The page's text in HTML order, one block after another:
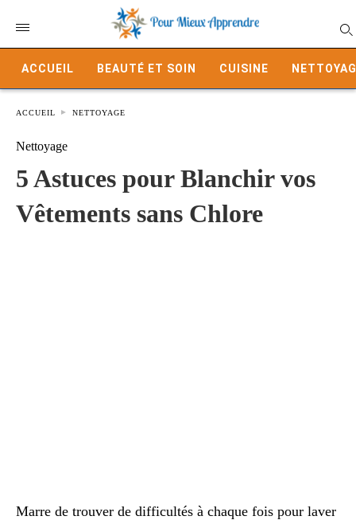
ACCUEIL BEAUTÉ ET SOIN CUISINE
ACCUEIL NETTOYAGE
Nettoyage
5 Astuces pour Blanchir vos
Vêtements sans Chlore
Marre de trouver de difficultés à chaque fois pour laver